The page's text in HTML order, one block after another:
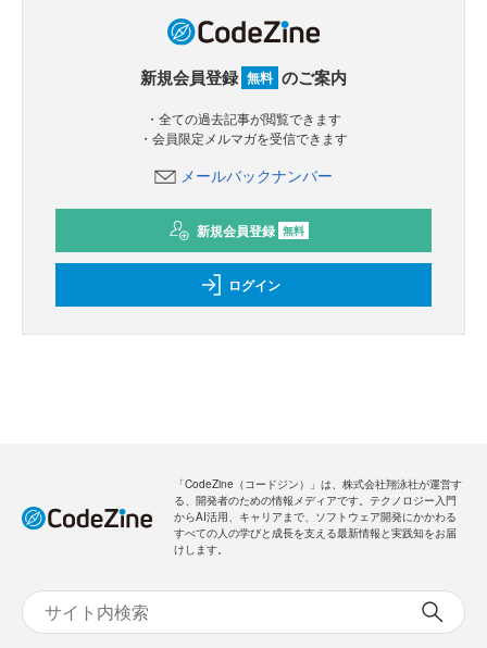
新規会員登録 無料 のご案内
・全ての過去記事が閲覧できます
・会員限定メルマガを受信できます
メールバックナンバー
新規会員登録 無料
ログイン
「CodeZine（コードジン）」は、株式会社翔泳社が運営す
る、開発者のための情報メディアです。テクノロジー入門
からAI活用、キャリアまで、ソフトウェア開発にかかわる
すべての人の学びと成長を支える最新情報と実践知をお届
けします。